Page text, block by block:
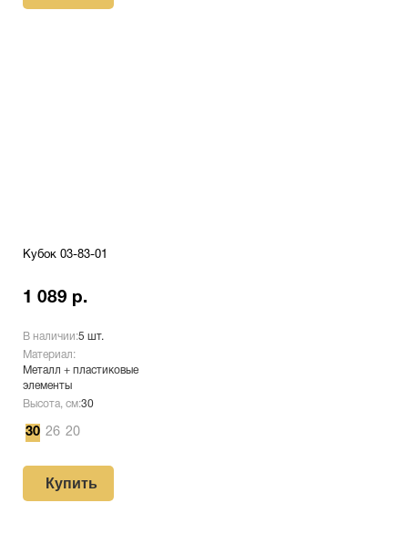
Кубок 03-83-01
1 089 р.
В наличии:5 шт.
Материал:
Металл + пластиковые
элементы
Высота, см:30
30 26 20
Купить